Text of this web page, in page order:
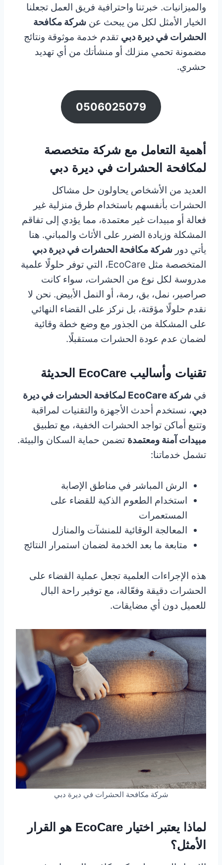
والميزانيات. خبرتنا واحترافية فريق العمل تجعلنا
الخيار الأمثل لكل من يبحث عن شركة مكافحة
الحشرات في ديرة دبي تقدم خدمة موثوقة ونتائج
مضمونة تحمي منزلك أو منشأتك من أي تهديد
حشري.
0506025079
أهمية التعامل مع شركة متخصصة
لمكافحة الحشرات في ديرة دبي
العديد من الأشخاص يحاولون حل مشاكل
الحشرات بأنفسهم باستخدام طرق منزلية غير
فعالة أو مبيدات غير معتمدة، مما يؤدي إلى تفاقم
المشكلة وزيادة الضرر على الأثاث والمباني. هنا
يأتي دور شركة مكافحة الحشرات في ديرة دبي
المتخصصة مثل EcoCare، التي توفر حلولًا علمية
مدروسة لكل نوع من الحشرات، سواء كانت
صراصير، نمل، بق، رمة، أو النمل الأبيض. نحن لا
نقدم حلولًا مؤقتة، بل نركز على القضاء النهائي
على المشكلة من الجذور مع وضع خطة وقائية
لضمان عدم عودة الحشرات مستقبلًا.
تقنيات وأساليب EcoCare الحديثة
في
شركة EcoCare لمكافحة الحشرات في ديرة
دبي، نستخدم أحدث الأجهزة والتقنيات لمراقبة
وتتبع أماكن تواجد الحشرات الخفية، مع تطبيق
مبيدات آمنة ومعتمدة تضمن حماية السكان والبيئة.
تشمل خدماتنا:
الرش المباشر في مناطق الإصابة
استخدام الطعوم الذكية للقضاء على
المستعمرات
المعالجة الوقائية للمنشآت والمنازل
متابعة ما بعد الخدمة لضمان استمرار النتائج
هذه الإجراءات العلمية تجعل عملية القضاء على
الحشرات دقيقة وفعّالة، مع توفير راحة البال
للعميل دون أي مضايقات.
شركة مكافحة الحشرات في ديرة دبي
لماذا يعتبر اختيار EcoCare هو القرار
الأمثل؟